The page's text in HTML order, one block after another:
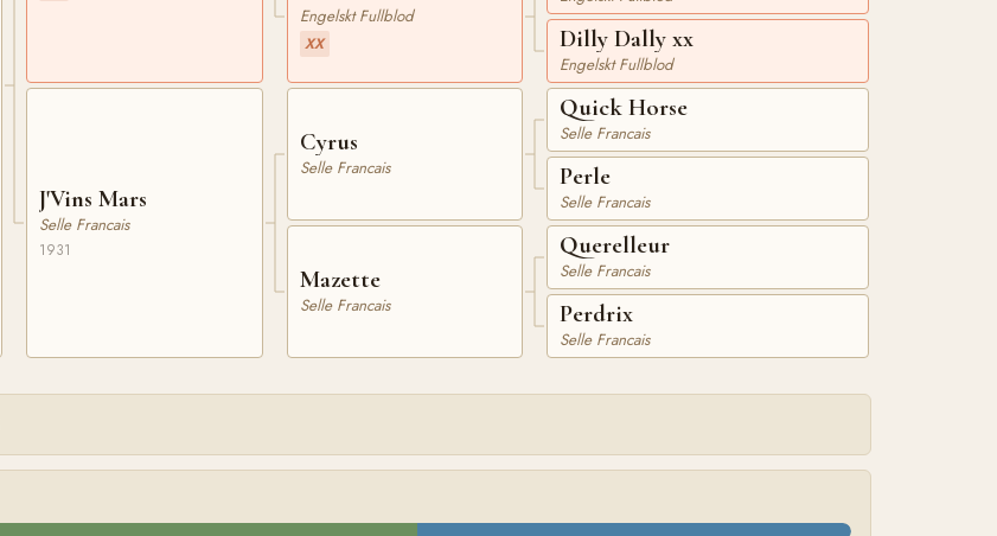
J'Vins Mars
Selle Francais
1931
Engelskt Fullblod
XX
Cyrus
Selle Francais
Mazette
Selle Francais
Dilly Dally xx
Engelskt Fullblod
Quick Horse
Selle Francais
Perle
Selle Francais
Querelleur
Selle Francais
Perdrix
Selle Francais